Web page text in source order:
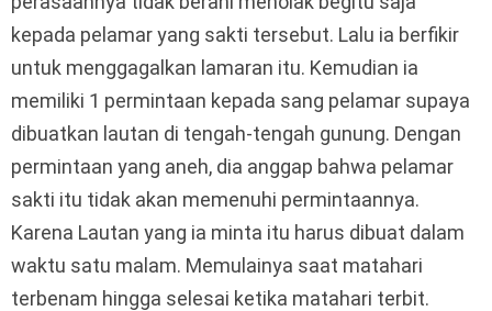
kepada pelamar yang sakti tersebut. Lalu ia berfikir
untuk menggagalkan lamaran itu. Kemudian ia
memiliki 1 permintaan kepada sang pelamar supaya
dibuatkan lautan di tengah-tengah gunung. Dengan
permintaan yang aneh, dia anggap bahwa pelamar
sakti itu tidak akan memenuhi permintaannya.
Karena Lautan yang ia minta itu harus dibuat dalam
waktu satu malam. Memulainya saat matahari
terbenam hingga selesai ketika matahari terbit.